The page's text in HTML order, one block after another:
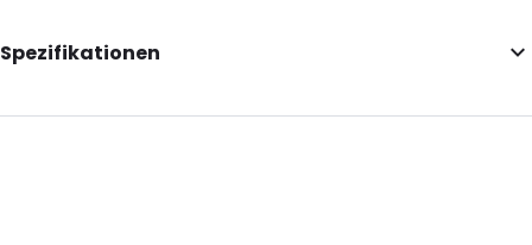
Spezifikationen
Internal Length: 277